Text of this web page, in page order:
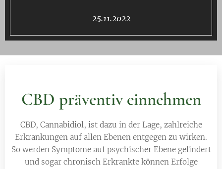
25.11.2022
CBD präventiv einnehmen
CBD, Cannabidiol, ist dazu in der Lage, zahlreiche
Erkrankungen auf allen Ebenen entgegen zu wirken.
So werden Symptome auf psychischer Ebene gelindert
und sogar chronisch Erkrankte können Erfolge